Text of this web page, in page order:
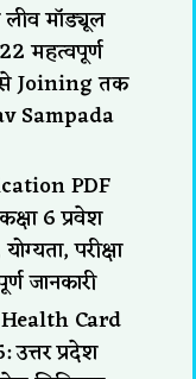
मॉड्यूल
महत्वपूर्ण
Joining तक
Sampada
PDF
6 प्रवेश
परीक्षा
जानकारी
Card
प्रदेश